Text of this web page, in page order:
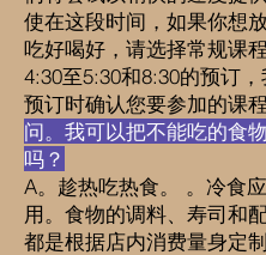
使在这段时间，如果你想
吃好喝好，请选择常规课
4:30至5:30和8:30的预订
预订时确认您要参加的课程
问。我可以把不能吃的食
吗？
A。趁热吃热食。 。冷食
用。食物的调料、寿司和
都是根据店内消费量身定